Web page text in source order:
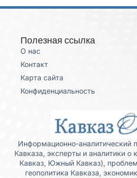
Полезная ссылка
О нас
Контакт
Карта сайта
Конфиденциальность
Информационно-аналитический
Кавказа, эксперты и аналитики о
Кавказ, Южный Кавказ),
геополитика Кавказа,